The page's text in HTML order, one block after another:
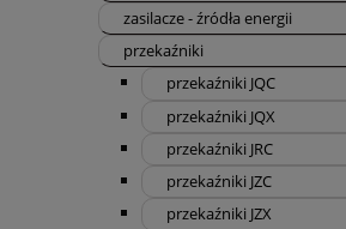
zasilacze - źródła energii
przekaźniki
przekaźniki JQC
przekaźniki JQX
przekaźniki JRC
przekaźniki JZC
przekaźniki JZX